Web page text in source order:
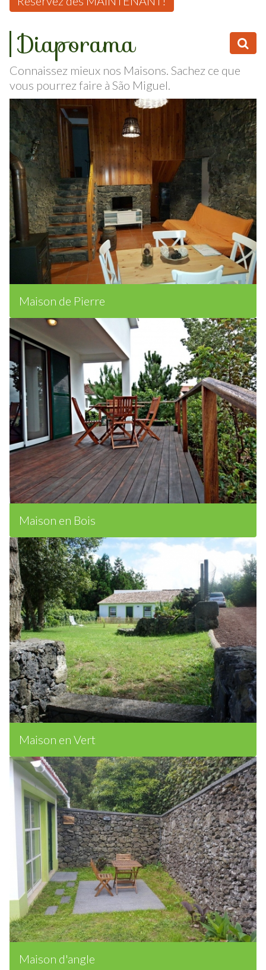
Diaporama
Connaissez mieux nos Maisons. Sachez ce que
vous pourrez faire à São Miguel.
Maison de Pierre
Maison en Bois
Maison en Vert
Maison d'angle